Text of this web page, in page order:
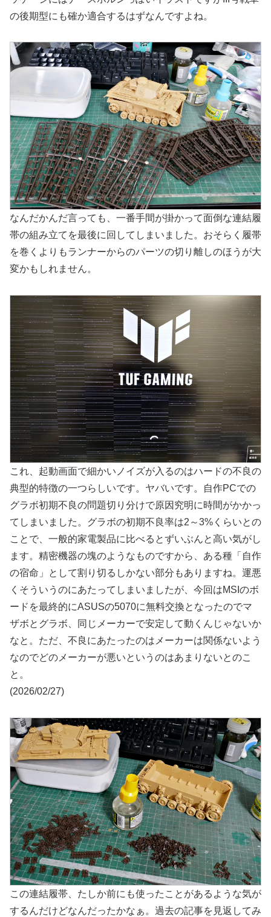
の後期型にも確か適合するはずなんですよね。
なんだかんだ言っても、一番手間が掛かって面倒な連結履
帯の組み立てを最後に回してしまいました。おそらく履帯
を巻くよりもランナーからのパーツの切り離しのほうが大
変かもしれません。
これ、起動画面で細かいノイズが入るのはハードの不良の
典型的特徴の一つらしいです。ヤバいです。自作PCでの
グラボ初期不良の問題切り分けで原因究明に時間がかかっ
てしまいました。グラボの初期不良率は2～3%くらいとの
ことで、一般的家電製品に比べるとずいぶんと高い気がし
ます。精密機器の塊のようなものですから、ある種「自作
の宿命」として割り切るしかない部分もありますね。運悪
くそういうのにあたってしまいましたが、今回はMSIのボ
ードを最終的にASUSの5070に無料交換となったのでマ
ザボとグラボ、同じメーカーで安定して動くんじゃないか
なと。ただ、不良にあたったのはメーカーは関係ないよう
なのでどのメーカーが悪いというのはあまりないとのこ
と。
(2026/02/27)
この連結履帯、たしか前にも使ったことがあるような気が
するんだけどなんだったかなぁ。過去の記事を見返してみ